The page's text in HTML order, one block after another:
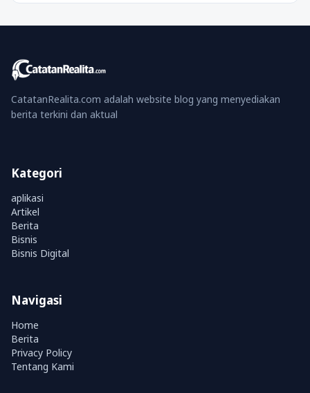
CatatanRealita.com adalah website blog yang menyediakan
berita terkini dan aktual
Kategori
aplikasi
Artikel
Berita
Bisnis
Bisnis Digital
Navigasi
Home
Berita
Privacy Policy
Tentang Kami